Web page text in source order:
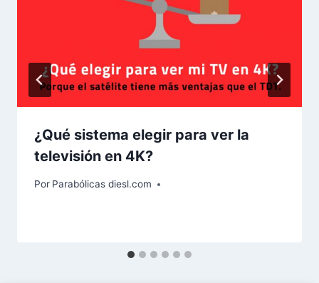
¿Qué sistema elegir para ver la
televisión en 4K?
Por Parabólicas diesl.com